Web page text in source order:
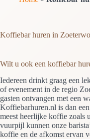
Koffiebar huren in
Wilt u ook een koffiebar
Iedereen drinkt graag een
of evenement in de regio
gasten ontvangen met een
Koffiebarhuren.nl is dan
meest heerlijke koffie zoals
vuurpijl kunnen onze
koffie en de afkomst ervan